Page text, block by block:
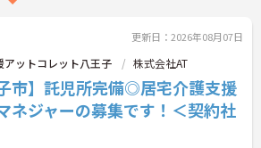
更新日：2026年08月07日
ットコレット八王子 株式会社AT
市】託児所完備◎居宅介護支援
ネジャーの募集です！＜契約社